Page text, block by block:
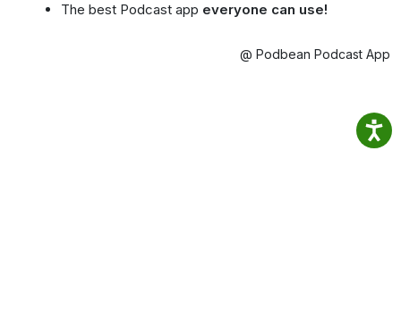
The best Podcast app everyone can use!
@ Podbean Podcast App